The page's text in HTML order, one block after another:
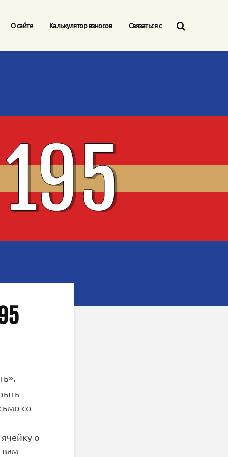
О сайте Калькулятор взносов Связаться с
со
о